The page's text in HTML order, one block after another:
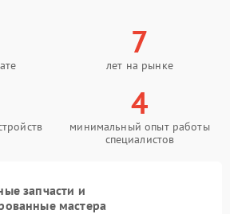
7
лет на рынке
4
минимальный опыт работы
специалистов
запчасти и
мастера